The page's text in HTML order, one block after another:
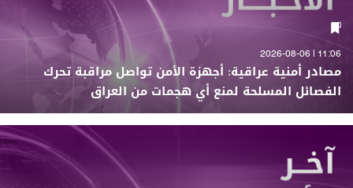
11:06 | 2026-08-06
مصادر أمنية عراقية: أجهزة الأمن تواصل مراقبة تحرك
الفصائل المسلحة لمنع أي هجمات من العراق